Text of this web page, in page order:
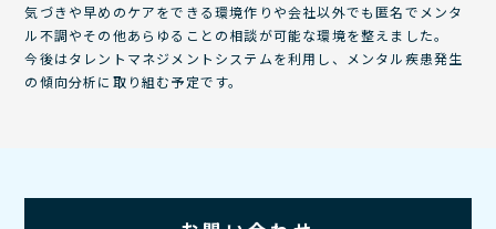
気づきや早めのケアをできる環境作りや会社以外でも匿名でメンタ
ル不調やその他あらゆることの相談が可能な環境を整えました。
今後はタレントマネジメントシステムを利用し、メンタル疾患発生
の傾向分析に取り組む予定です。